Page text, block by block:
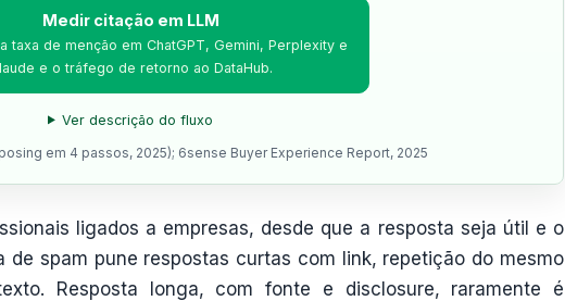
Medir citação em LLM
taxa de menção em ChatGPT, Gemini, Perplexity e
e o tráfego de retorno ao DataHub.
Ver descrição do fluxo
em 4 passos, 2025); 6sense Buyer Experience Report, 2025
ligados a empresas, desde que a resposta seja útil e o
spam pune respostas curtas com link, repetição do mesmo
Resposta longa, com fonte e disclosure, raramente é